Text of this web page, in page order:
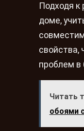
Подходя к
доме,
свойства,
проблем в
Читать
обоями